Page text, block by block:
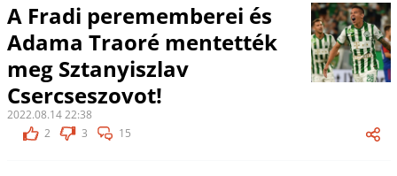
A Fradi perememberei és
Adama Traoré mentették
meg Sztanyiszlav
Csercseszovot!
2022.08.14 22:38
2
3 15